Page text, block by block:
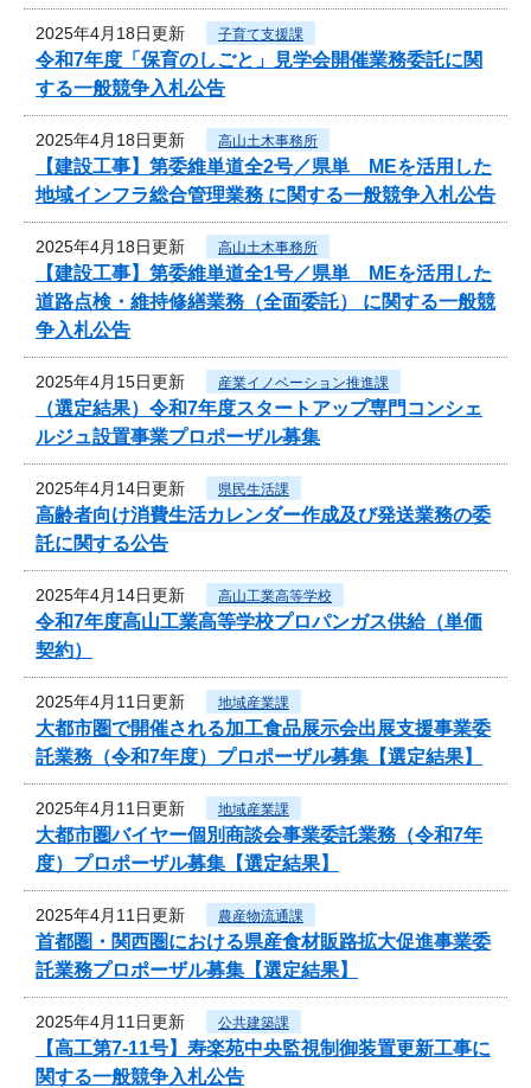
2025年4月18日更新 子育て支援課
令和7年度「保育のしごと」見学会開催業務委託に関
する一般競争入札公告
2025年4月18日更新 高山土木事務所
【建設工事】第委維単道全2号／県単 MEを活用した
地域インフラ総合管理業務 に関する一般競争入札公告
2025年4月18日更新 高山土木事務所
【建設工事】第委維単道全1号／県単 MEを活用した
道路点検・維持修繕業務（全面委託） に関する一般競
争入札公告
2025年4月15日更新 産業イノベーション推進課
（選定結果）令和7年度スタートアップ専門コンシェ
ルジュ設置事業プロポーザル募集
2025年4月14日更新 県民生活課
高齢者向け消費生活カレンダー作成及び発送業務の委
託に関する公告
2025年4月14日更新 高山工業高等学校
令和7年度高山工業高等学校プロパンガス供給（単価
契約）
2025年4月11日更新 地域産業課
大都市圏で開催される加工食品展示会出展支援事業委
託業務（令和7年度）プロポーザル募集【選定結果】
2025年4月11日更新 地域産業課
大都市圏バイヤー個別商談会事業委託業務（令和7年
度）プロポーザル募集【選定結果】
2025年4月11日更新 農産物流通課
首都圏・関西圏における県産食材販路拡大促進事業委
託業務プロポーザル募集【選定結果】
2025年4月11日更新 公共建築課
【高工第7-11号】寿楽苑中央監視制御装置更新工事に
関する一般競争入札公告